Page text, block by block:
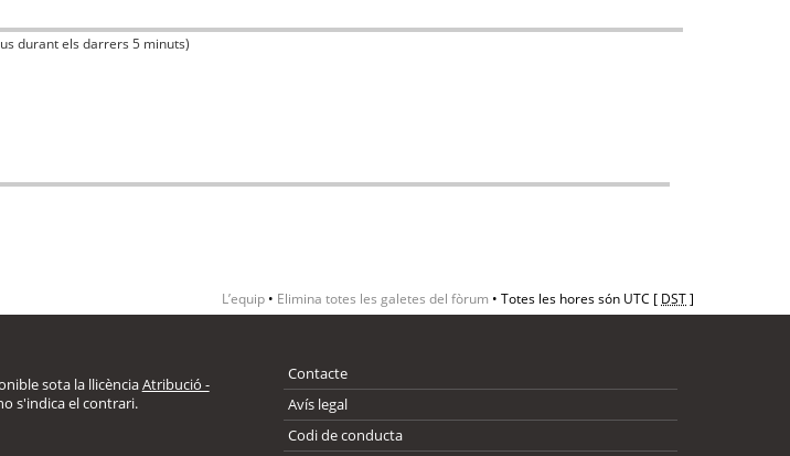
durant els darrers 5 minuts)
L’equip • Elimina totes les galetes del fòrum • Totes les hores són UTC [ DST]
sota la llicènciaAtribució -
s'indica el contrari.
Contacte
Avís legal
Codi de conducta